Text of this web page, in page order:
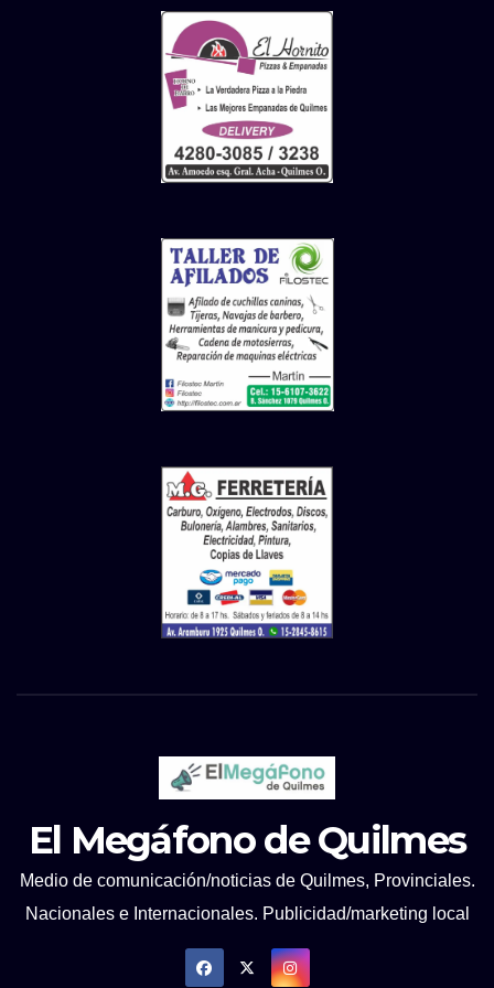
El Megáfono de Quilmes
Medio de comunicación/noticias de Quilmes, Provinciales.
Nacionales e Internacionales. Publicidad/marketing local